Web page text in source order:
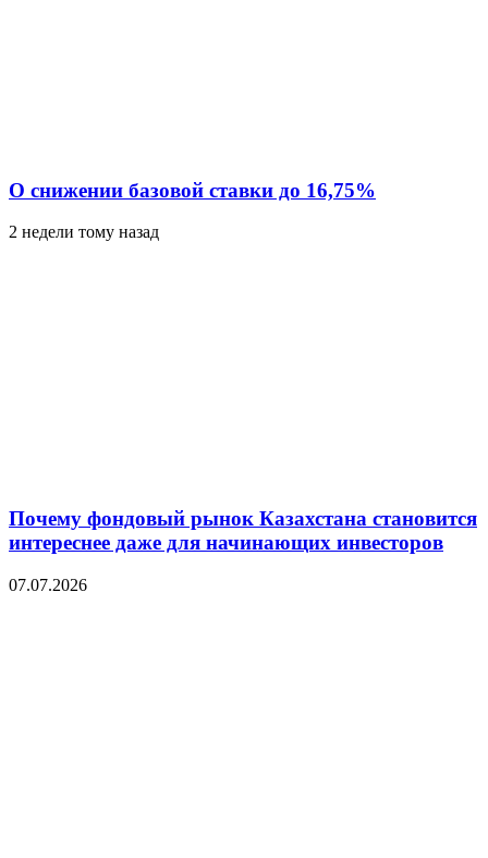
О снижении базовой ставки до 16,75%
2 недели тому назад
Почему фондовый рынок Казахстана становится
интереснее даже для начинающих инвесторов
07.07.2026